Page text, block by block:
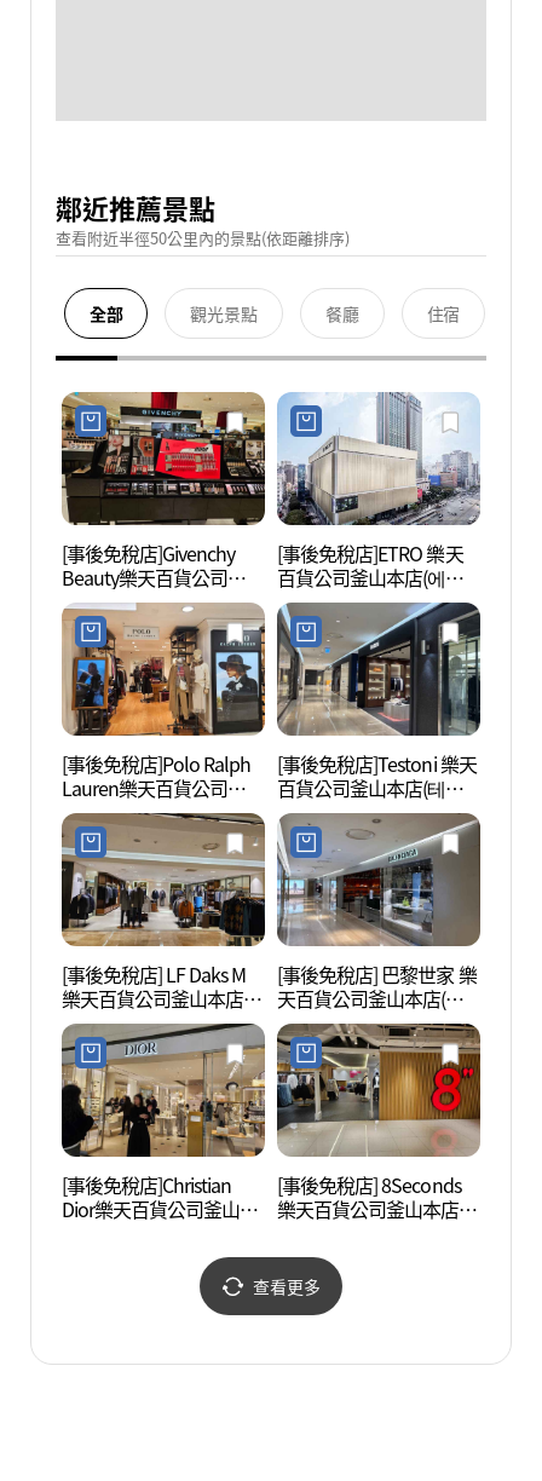
鄰近推薦景點
查看附近半徑50公里內的景點(依距離排序)
全部 觀光景點 餐廳 住宿
[事後免稅店]Givenchy
Beauty樂天百貨公司釜山
本店(지방시뷰티 롯데백
화점 부산본점)
[事後免稅店]ETRO 樂天
百貨公司釜山本店(에트
로 롯데백화점 부산본점)
[事後免稅店]Polo Ralph
Lauren樂天百貨公司釜山
本店(폴로 랄프로렌 롯데
백화점 부산본점)
[事後免稅店]Testoni 樂天
百貨公司釜山本店(테스
토니 롯데백화점 부산본
점)
[事後免稅店] LF Daks M
樂天百貨公司釜山本店
(닥스남성 롯데백화점 부
산본점)
[事後免稅店] 巴黎世家 樂
天百貨公司釜山本店(발
렌시아가 롯데백화점 부
산본점)
[事後免稅店]Christian
Dior樂天百貨公司釜山本
[事後免稅店] 8Seconds
樂天百貨公司釜山本店
부산본점)
查看更多